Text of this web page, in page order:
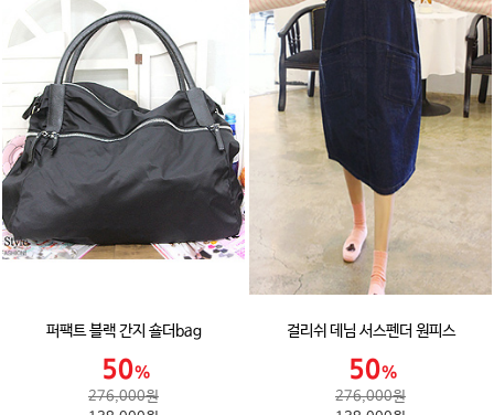
퍼팩트 블랙 간지 숄더bag
276,000원
걸리쉬 데님 서스펜더 원피스
276,000원